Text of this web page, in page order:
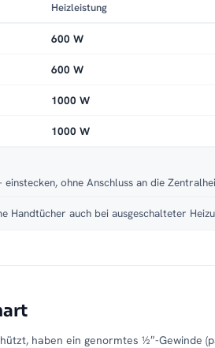
Heizleistung
600 W
600 W
1000 W
1000 W
einstecken, ohne Anschluss an die
Handtücher auch bei ausgeschalteter
haben ein genormtes ½″-